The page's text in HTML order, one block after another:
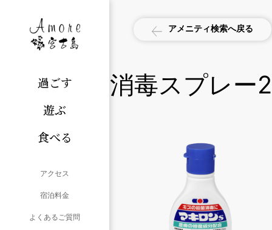
過ごす
遊ぶ
食べる
アクセス
宿泊料金
よくあるご質問
アメニティ検索へ戻る
消毒スプレー2